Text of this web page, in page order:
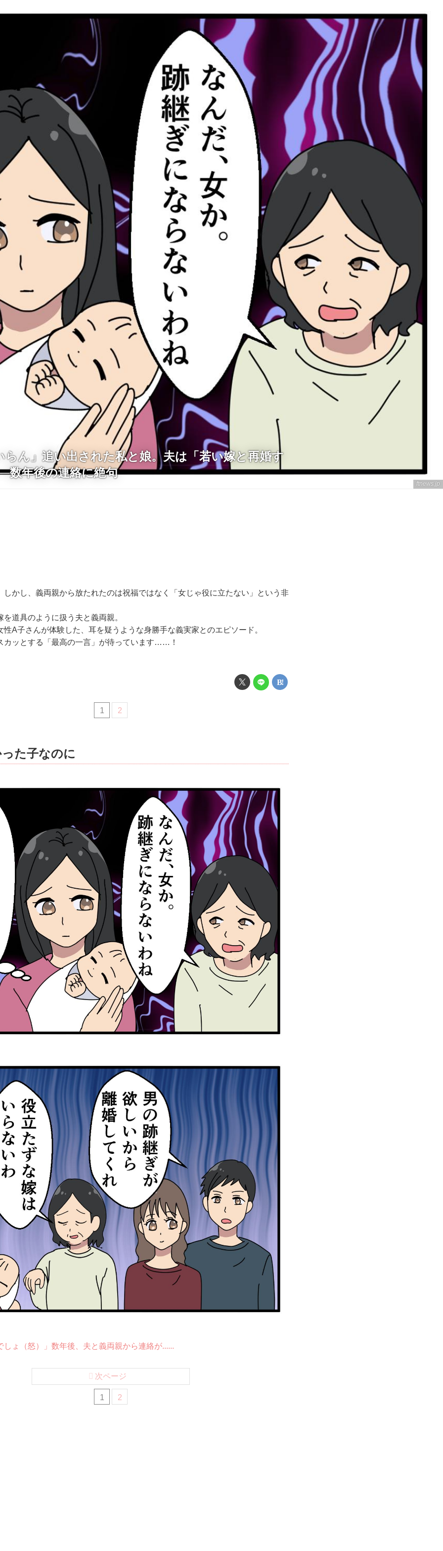
ftnews.jp
らん」追い出された私と娘。夫は「若い嫁と再婚す
数年後の連絡に絶句
しかし、義両親から放たれたのは祝福ではなく「女じゃ役に立たない」という非
道具のように扱う夫と義両親。
性A子さんが体験した、耳を疑うような身勝手な義実家とのエピソード。
カッとする「最高の一言」が待っています……！
1 2
た子なのに
しょ（怒）」数年後、夫と義両親から連絡が......
1 2
次ページ